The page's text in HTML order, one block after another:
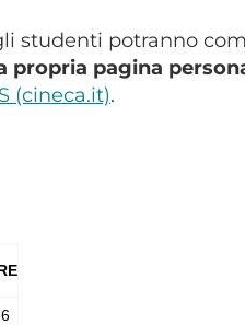
studenti potranno
propria pagina
(cineca.it).